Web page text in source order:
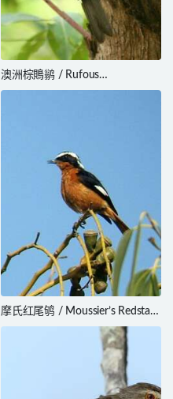
澳洲棕鵙鹟 / Rufous
Shrikethrush / Colluricincla
摩氏红尾鸲 / Moussier’s Redstart
/ Phoenicurus moussieri